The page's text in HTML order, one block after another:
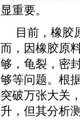
显重要。
目前，橡胶
而，因橡胶原
够，龟裂，密
够等问题。根
突破万张大关
升，但其分析